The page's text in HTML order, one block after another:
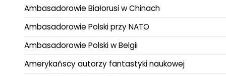
Ambasadorowie Białorusi w Chinach
Ambasadorowie Polski przy NATO
Ambasadorowie Polski w Belgii
Amerykańscy autorzy fantastyki naukowej